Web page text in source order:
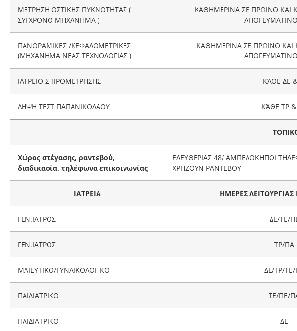
ΜΕΤΡΗΣΗ ΟΣΤΙΚΗΣ ΠΥΚΝΟΤΗΤΑΣ (
ΣΥΓΧΡΟΝΟ ΜΗΧΑΝΗΜΑ )
ΚΑΘΗΜΕΡΙΝΑ ΣΕ ΠΡΩΙΝΟ ΚΑΙ
ΠΑΝΟΡΑΜΙΚΕΣ /ΚΕΦΑΛΟΜΕΤΡΙΚΕΣ
(ΜΗΧΑΝΗΜΑ ΝΕΑΣ ΤΕΧΝΟΛΟΓΙΑΣ )
ΚΑΘΗΜΕΡΙΝΑ ΣΕ ΠΡΩΙΝΟ ΚΑΙ
ΙΑΤΡΕΙΟ ΣΠΙΡΟΜΕΤΡΗΣΗΣ ΚΆΘΕ ΔΕ
ΛΗΨΗ ΤΕΣΤ ΠΑΠΑΝΙΚΟΛΑΟΥ ΚΆΘΕ ΤΡ
Χώρος στέγασης, ραντεβού,
διαδικασία, τηλέφωνα επικοινωνίας
ΕΛΕΥΘΕΡΙΑΣ 48/ ΑΜΠΕΛΟΚΗΠΟΙ
ΧΡΗΖΟΥΝ ΡΑΝΤΕΒΟΥ
ΙΑΤΡΕΙΑ ΗΜΕΡΕΣ
ΓΕΝ.ΙΑΤΡΟΣ ΔΕ/ΤΕ/
ΓΕΝ.ΙΑΤΡΟΣ ΤΡ/ΠΑ
ΜΑΙΕΥΤΙΚΟ/ΓΥΝΑΙΚΟΛΟΓΙΚΟ ΔΕ/ΤΡ/
ΠΑΙΔΙΑΤΡΙΚΟ ΤΕ/ΠΕ/
ΠΑΙΔΙΑΤΡΙΚΟ ΔΕ